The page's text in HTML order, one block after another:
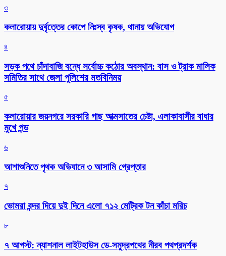
৩
কলারোয়ায় দুর্বৃত্তের কোপে নিঃস্ব কৃষক, থানায় অভিযোগ
৪
সড়ক পথে চাঁদাবাজি বন্ধে সর্বোচ্চ কঠোর অবস্থান: বাস ও ট্রাক মালিক
সমিতির সাথে জেলা পুলিশের মতবিনিময়
৫
কলারোয়ার জয়নগরে সরকারি গাছ আত্মসাতের চেষ্টা, এলাকাবাসীর বাধার
মুখে পন্ড
৬
আশাশুনিতে পৃথক অভিযানে ৩ আসামি গ্রেপ্তার
৭
ভোমরা বন্দর দিয়ে দুই দিনে এলো ৭১২ মেট্রিক টন কাঁচা মরিচ
৮
৭ আগস্ট: ন্যাশনাল লাইটহাউস ডে-সমুদ্রপথের নীরব পথপ্রদর্শক